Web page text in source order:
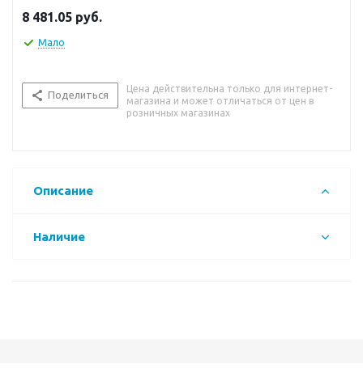
8 481.05 руб.
Мало
Поделиться
Цена действительна только для интернет-
магазина и может отличаться от цен в
розничных магазинах
Описание
Наличие